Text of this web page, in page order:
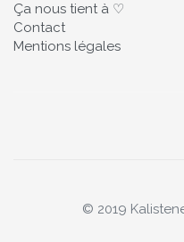
Ça nous tient à ♡
Contact
Mentions légales
© 2019